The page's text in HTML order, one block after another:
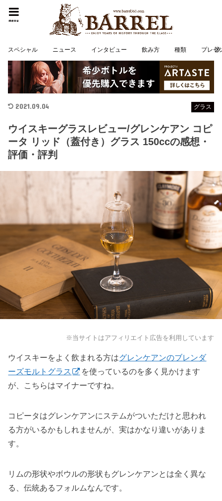
menu
スペシャル ニュース インタビュー 飲み方 種類 プレゼ
グラス
2021.09.04
ウイスキーグラスレビュー/グレンケアン コピ
ータ リッド（蓋付き）グラス 150ccの感想・
評価・評判
※当サイトはアフィリエイト広告を利用しています
ウイスキーをよく飲まれる方はグレンケアンのブレンダ
ーズモルトグラス
を使っているのを多く見かけます
が、こちらはマイナーですね。
コピータはグレンケアンにステムがついただけと思われ
る方がいるかもしれませんが、実はかなり違いがありま
す。
リムの形状やボウルの形状もグレンケアンとは全く異な
る、伝統あるフォルムなんです。